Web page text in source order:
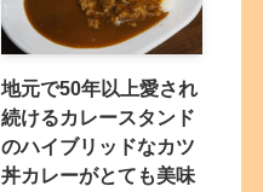
地元で50年以上愛され
続けるカレースタンド
のハイブリッドなカツ
丼カレーがとても美味